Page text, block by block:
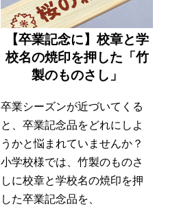
【卒業記念に】校章と学
校名の焼印を押した「竹
製のものさし」
卒業シーズンが近づいてくる
と、卒業記念品をどれにしよ
うかと悩まれていませんか？
小学校様では、竹製のものさ
しに校章と学校名の焼印を押
した卒業記念品を、